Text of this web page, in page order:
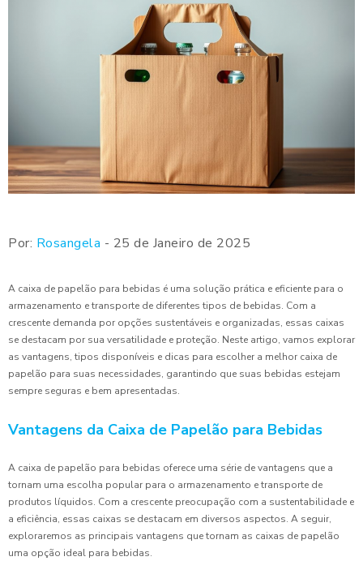
Por: Rosangela - 25 de Janeiro de 2025
A caixa de papelão para bebidas é uma solução prática e eficiente para o
armazenamento e transporte de diferentes tipos de bebidas. Com a
crescente demanda por opções sustentáveis e organizadas, essas caixas
se destacam por sua versatilidade e proteção. Neste artigo, vamos explorar
as vantagens, tipos disponíveis e dicas para escolher a melhor caixa de
papelão para suas necessidades, garantindo que suas bebidas estejam
sempre seguras e bem apresentadas.
Vantagens da Caixa de Papelão para Bebidas
A caixa de papelão para bebidas oferece uma série de vantagens que a
tornam uma escolha popular para o armazenamento e transporte de
produtos líquidos. Com a crescente preocupação com a sustentabilidade e
a eficiência, essas caixas se destacam em diversos aspectos. A seguir,
exploraremos as principais vantagens que tornam as caixas de papelão
uma opção ideal para bebidas.